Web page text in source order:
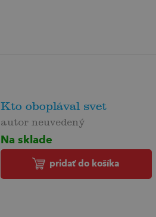
Kto oboplával svet
autor neuvedený
Na sklade
pridať do košíka